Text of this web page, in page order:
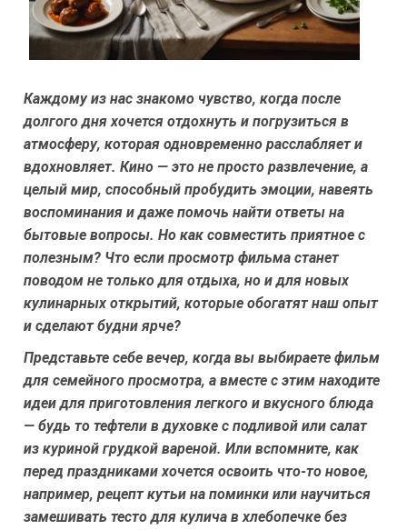
Каждому из нас знакомо чувство, когда после
долгого дня хочется отдохнуть и погрузиться в
атмосферу, которая одновременно расслабляет и
вдохновляет. Кино — это не просто развлечение, а
целый мир, способный пробудить эмоции, навеять
воспоминания и даже помочь найти ответы на
бытовые вопросы. Но как совместить приятное с
полезным? Что если просмотр фильма станет
поводом не только для отдыха, но и для новых
кулинарных открытий, которые обогатят наш опыт
и сделают будни ярче?
Представьте себе вечер, когда вы выбираете фильм
для семейного просмотра, а вместе с этим находите
идеи для приготовления легкого и вкусного блюда
— будь то тефтели в духовке с подливой или салат
из куриной грудкой вареной. Или вспомните, как
перед праздниками хочется освоить что-то новое,
например, рецепт кутьи на поминки или научиться
замешивать тесто для кулича в хлебопечке без